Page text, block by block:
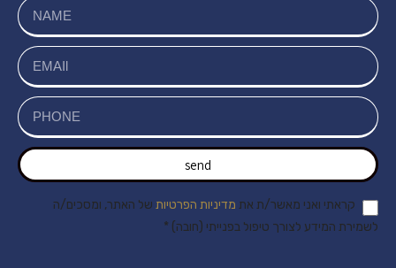
send
קראתי ואני מאשר/ת את מדיניות הפרטיות של האתר, ומסכים/ה
לשמירת המידע לצורך טיפול בפנייתי (חובה) *